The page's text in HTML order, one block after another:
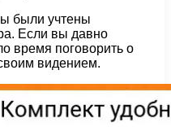
были учтены
Если вы давно
время поговорить о
видением.